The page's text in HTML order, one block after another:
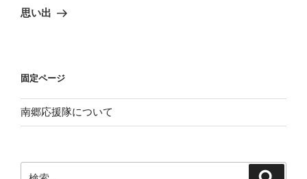
ゲ
ン
の
思い出
固定ページ
南郷応援隊について